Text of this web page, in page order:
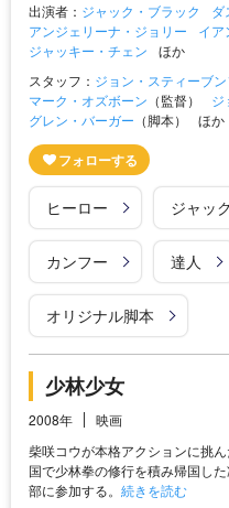
出演者： ジャック・ブラック
ダ
アンジェリーナ・ジョリー
イア
ジャッキー・チェン
ほか
スタッフ： ジョン・スティーブ
マーク・オズボーン （監督） ジ
グレン・バーガー （脚本） ほか
ヒーロー ジャッ
カンフー 達人
オリジナル脚本
少林少女
2008年
映画
柴咲コウが本格アクションに挑
国で少林拳の修行を積み帰国し
部に参加する。 続きを読む